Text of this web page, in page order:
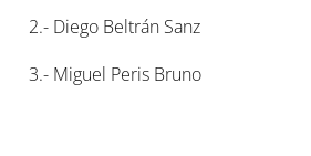
2.- Diego Beltrán Sanz
3.- Miguel Peris Bruno